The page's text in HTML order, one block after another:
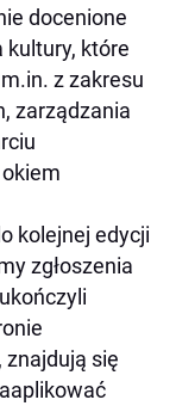
docenione
które
z zakresu
zarządzania
kolejnej edycji
zgłoszenia
znajdują się